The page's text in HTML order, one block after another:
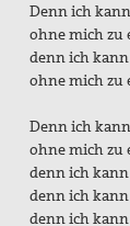
Denn ich
ohne mich zu
denn ich
ohne mich zu
Denn ich
ohne mich zu
denn ich
denn ich
denn ich